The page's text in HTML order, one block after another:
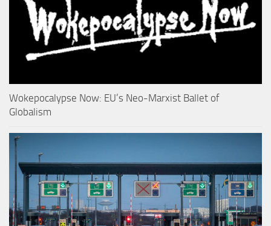
Wokepocalypse Now: EU’s Neo-Marxist Ballet of
Globalism